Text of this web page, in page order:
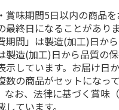
賞味期間5日以内の商品
最終日になることがあり
期間」は製造(加工)日か
製造(加工)日から品質の
示しています。お届け日
数の商品がセットになっ
なお、法律に基づく賞味
しています。